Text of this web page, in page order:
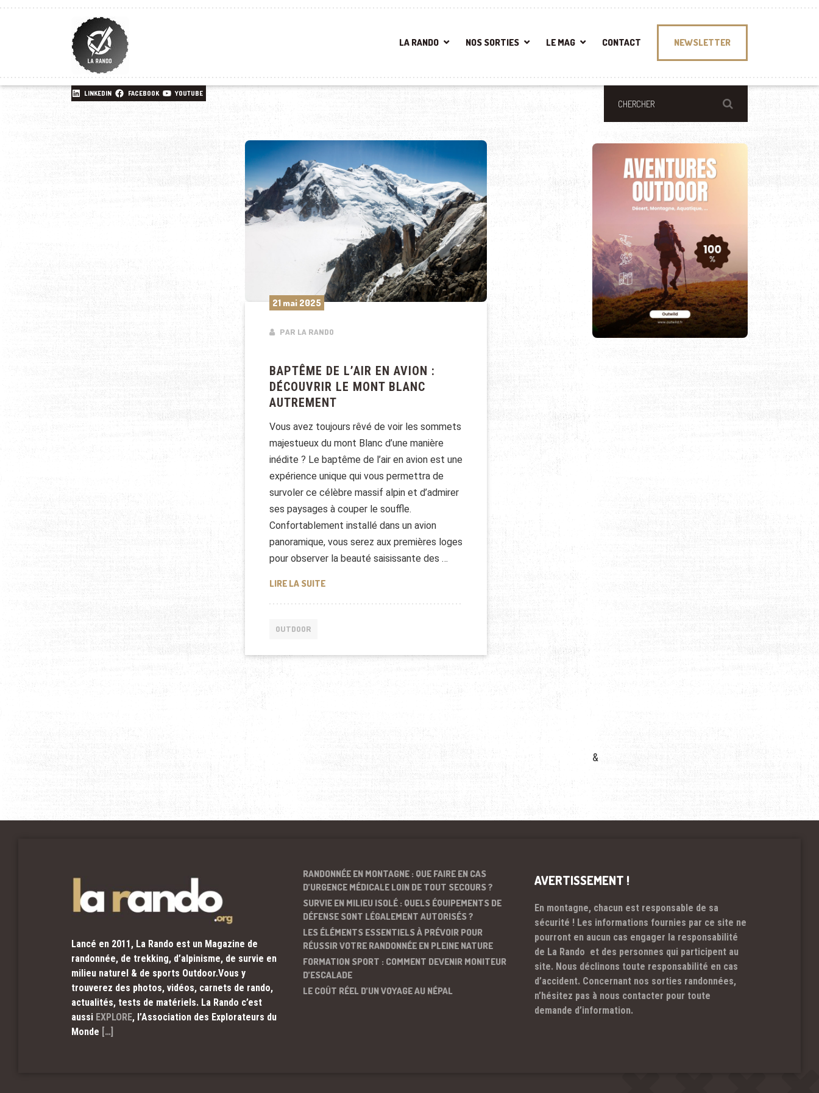
LA RANDO NOS SORTIES LE MAG CONTACT NEWSLETTER
LINKEDIN FACEBOOK YOUTUBE
21 mai 2025
PAR LA RANDO
BAPTÊME DE L’AIR EN AVION :
DÉCOUVRIR LE MONT BLANC
AUTREMENT
Vous avez toujours rêvé de voir les sommets
majestueux du mont Blanc d’une manière
inédite ? Le baptême de l’air en avion est une
expérience unique qui vous permettra de
survoler ce célèbre massif alpin et d’admirer
ses paysages à couper le souffle.
Confortablement installé dans un avion
panoramique, vous serez aux premières loges
pour observer la beauté saisissante des …
LIRE LA SUITEBAPTÊME DE L’AIR EN AVION : DÉCOUVRIR LE MONT BLANC AUTREMENT
OUTDOOR
&
Lancé en 2011, La Rando est un Magazine de
randonnée, de trekking, d’alpinisme, de survie en
milieu naturel & de sports Outdoor.Vous y
trouverez des photos, vidéos, carnets de rando,
actualités, tests de matériels. La Rando c’est
aussi EXPLORE, l’Association des Explorateurs du
Monde […]
RANDONNÉE EN MONTAGNE : QUE FAIRE EN CAS
D’URGENCE MÉDICALE LOIN DE TOUT SECOURS ?
SURVIE EN MILIEU ISOLÉ : QUELS ÉQUIPEMENTS DE
DÉFENSE SONT LÉGALEMENT AUTORISÉS ?
LES ÉLÉMENTS ESSENTIELS À PRÉVOIR POUR
RÉUSSIR VOTRE RANDONNÉE EN PLEINE NATURE
FORMATION SPORT : COMMENT DEVENIR MONITEUR
D’ESCALADE
LE COÛT RÉEL D’UN VOYAGE AU NÉPAL
AVERTISSEMENT !
En montagne, chacun est responsable de sa
sécurité ! Les informations fournies par ce site ne
pourront en aucun cas engager la responsabilité
de La Rando et des personnes qui participent au
site. Nous déclinons toute responsabilité en cas
d’accident. Concernant nos sorties randonnées,
n’hésitez pas à nous contacter pour toute
demande d’information.